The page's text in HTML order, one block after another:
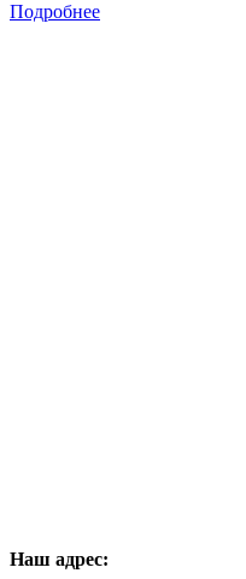
Подробнее
Наш адрес: